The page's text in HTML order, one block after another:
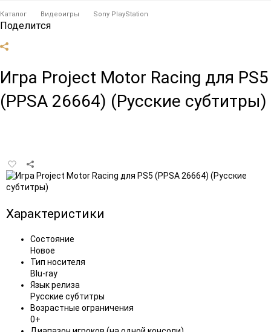
Каталог Видеоигры Sony PlayStation
Поделится
Игра Project Motor Racing для PS5
(PPSA 26664) (Русские субтитры)
Добавить
в
избранное
Характеристики
Состояние
Новое
Тип носителя
Blu-ray
Язык релиза
Русские субтитры
Возрастные ограничения
0+